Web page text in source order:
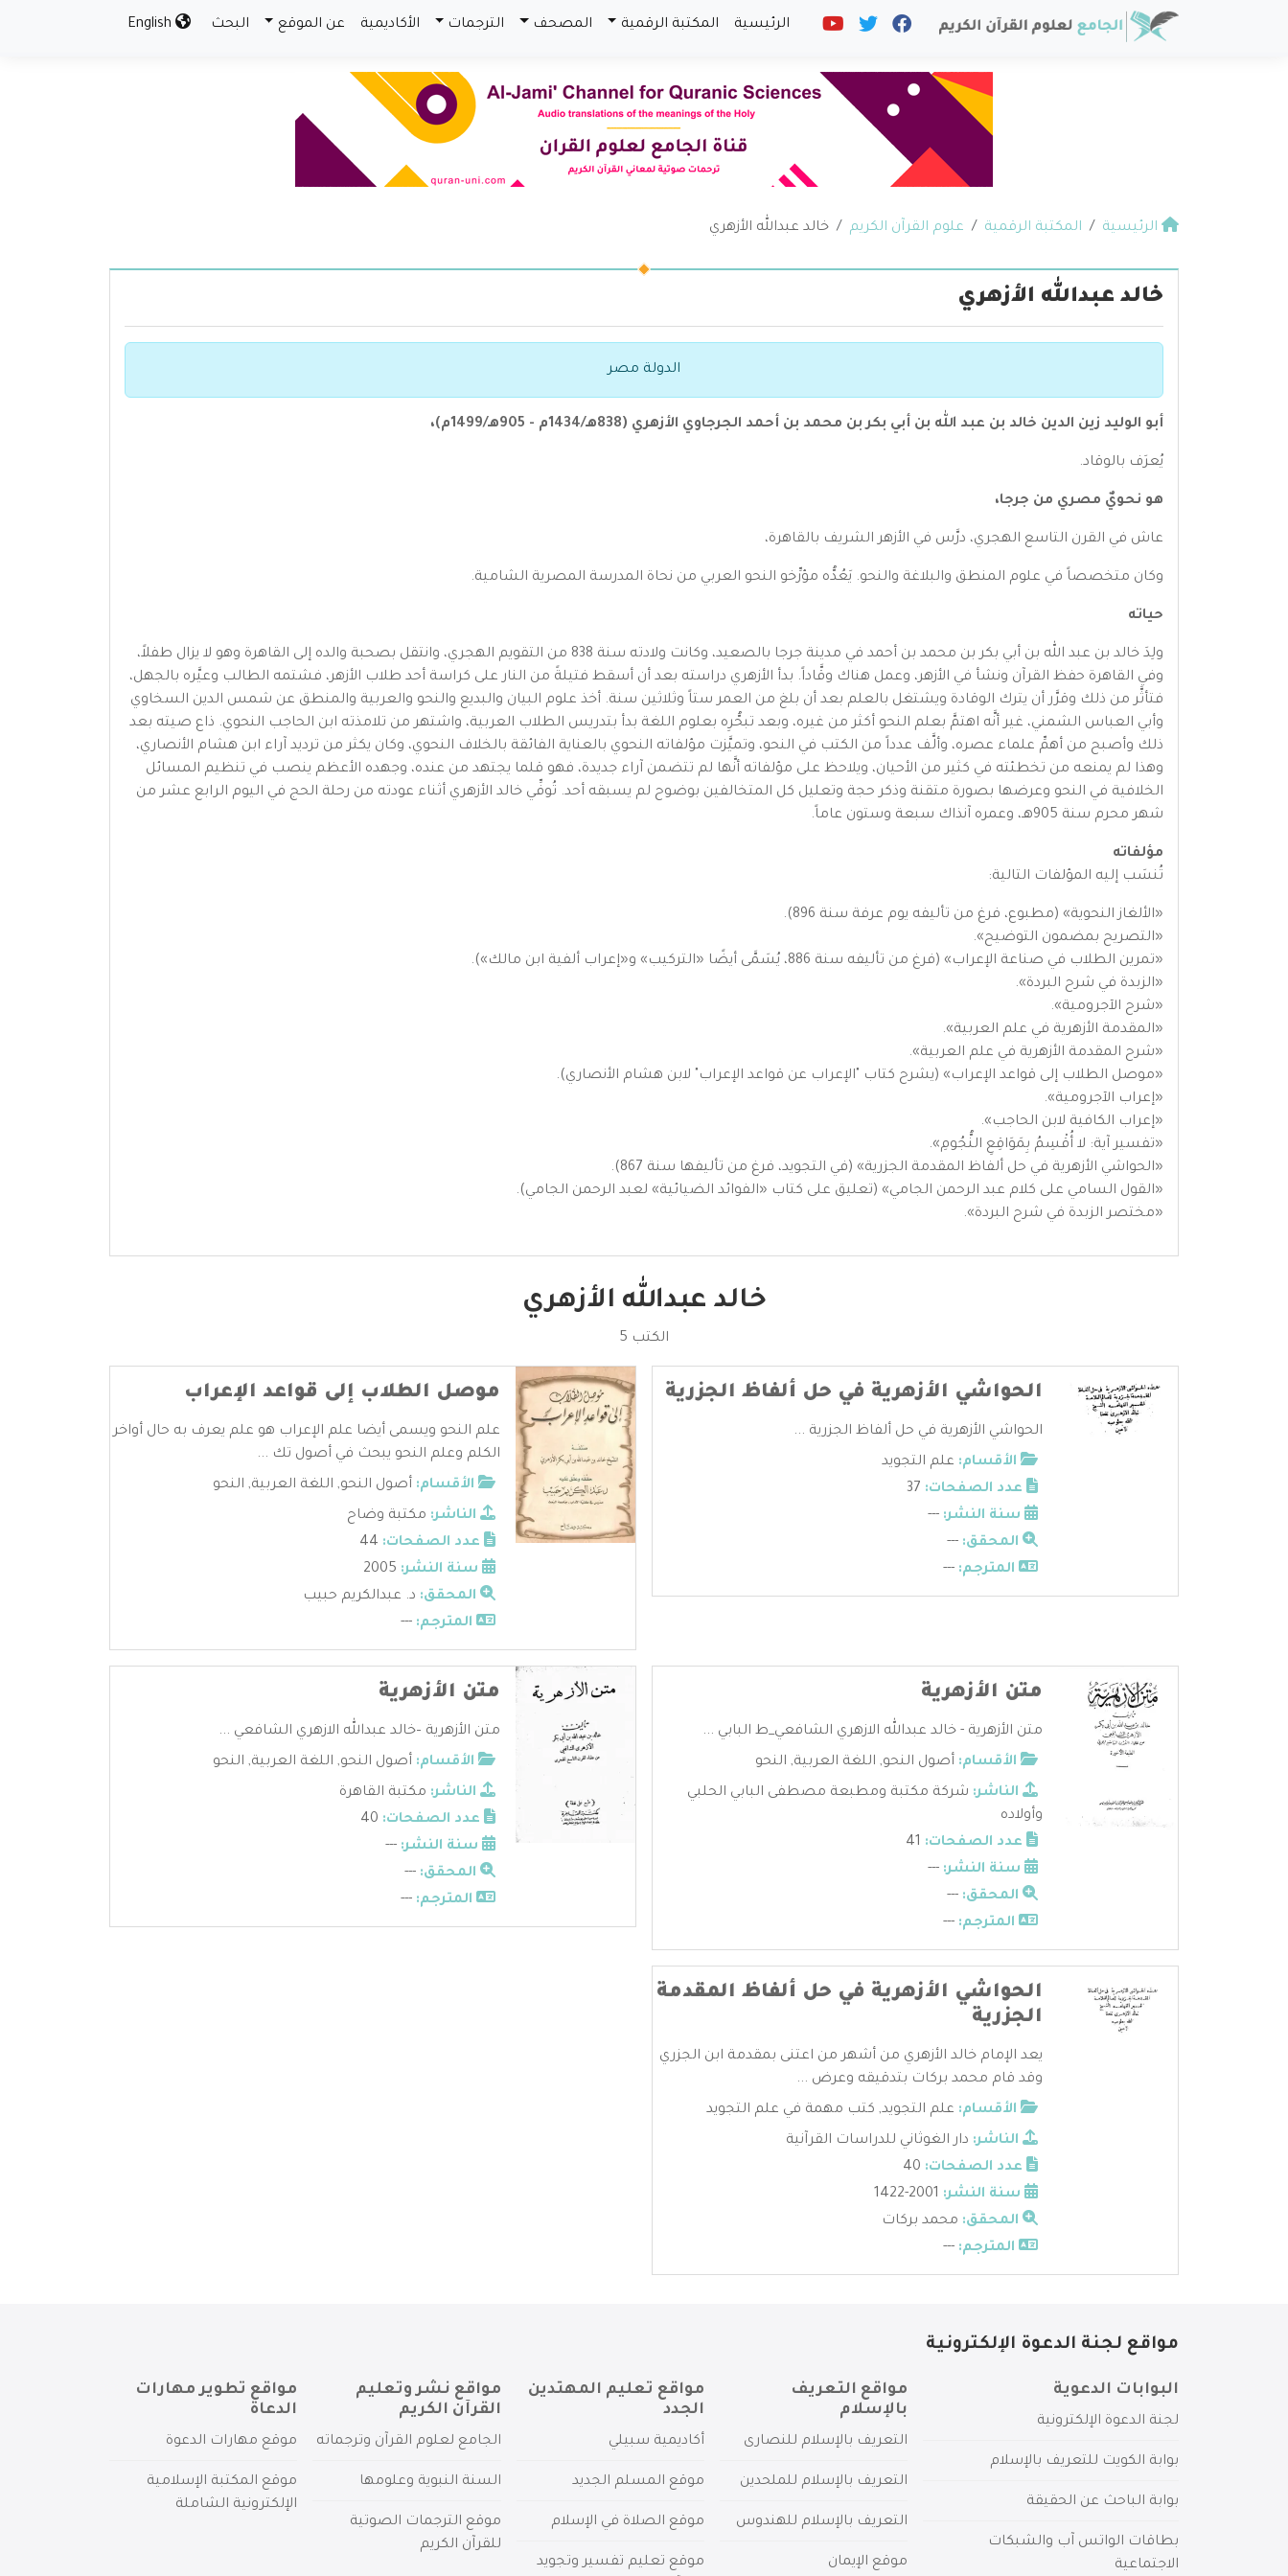
الرئيسية المكتبة الرقمية المصحف الترجمات الأكاديمية عن الموقع البحث
الرئيسية المكتبة الرقمية علوم القرآن الكريم خالد عبدالله الأزهري
خالد عبدالله الأزهري
الدولة مصر
أبو الوليد زين الدين خالد بن عبد الله بن أبي بكر بن محمد بن أحمد الجرجاوي الأزهري (838هـ/1434م - 905هـ/1499م)،
يُعرَف بالوقاد.
هو نحويٌ مصري من جرجا،
عاش في القرن التاسع الهجري، درَّس في الأزهر الشريف بالقاهرة،
وكان متخصصاً في علوم المنطق والبلاغة والنحو. يَعُدُّه مؤرِّخو النحو العربي من نحاة المدرسة المصرية الشامية.
حياته
ولِدَ خالد بن عبد الله بن أبي بكر بن محمد بن أحمد في مدينة جرجا بالصعيد، وكانت ولادته سنة 838 من التقويم الهجري، وانتقل بصحبة والده إلى القاهرة وهو لا يزال طفلاً،
وفي القاهرة حفظ القرآن ونشأ في الأزهر، وعمل هناك وقَّاداً. بدأ الأزهري دراسته بعد أن أسقط فتيلةً من النار على كراسة أحد طلاب الأزهر، فشتمه الطالب وعيَّره بالجهل،
فتأثَّر من ذلك وقرَّر أن يترك الوقادة ويشتغل بالعلم بعد أن بلغ من العمر ستاً وثلاثين سنة. أخذ علوم البيان والبديع والنحو والعربية والمنطق عن شمس الدين السخاوي
وأبي العباس الشمني، غير أنَّه اهتمَّ بعلم النحو أكثر من غيره، وبعد تبحُّرِه بعلوم اللغة بدأ بتدريس الطلاب العربية، واشتهر من تلامذته ابن الحاجب النحوي. ذاع صيته بعد
ذلك وأصبح من أهمِّ علماء عصره، وألَّف عدداً من الكتب في النحو، وتميَّزت مؤلفاته النحوي بالعناية الفائقة بالخلاف النحوي، وكان يكثر من ترديد آراء ابن هشام الأنصاري،
وهذا لم يمنعه من تخطئته في كثير من الأحيان، ويلاحظ على مؤلفاته أنَّها لم تتضمن آراء جديدة، فهو قلما يجتهد من عنده، وجهده الأعظم ينصب في تنظيم المسائل
الخلافية في النحو وعرضها بصورة متقنة وذكر حجة وتعليل كل المتخالفين بوضوح لم يسبقه أحد. تُوفِّي خالد الأزهري أثناء عودته من رحلة الحج في اليوم الرابع عشر من
شهر محرم سنة 905هـ، وعمره آنذاك سبعة وستون عاماً.
مؤلفاته
تُنسَب إليه المؤلفات التالية:
«الألغاز النحوية» (مطبوع، فرغ من تأليفه يوم عرفة سنة 896).
«التصريح بمضمون التوضيح».
«تمرين الطلاب في صناعة الإعراب» (فرغ من تأليفه سنة 886، يُسَمَّى أيضًا «التركيب» و«إعراب ألفية ابن مالك»).
«الزبدة في شرح البردة».
«شرح الآجرومية».
«المقدمة الأزهرية في علم العربية».
«شرح المقدمة الأزهرية في علم العربية».
«موصل الطلاب إلى قواعد الإعراب» (يشرح كتاب "الإعراب عن قواعد الإعراب" لابن هشام الأنصاري).
«إعراب الآجرومية».
«إعراب الكافية لابن الحاجب».
«تفسير آية: لا أُقْسِمُ بِمَوَاقِعِ النُّجُومِ».
«الحواشي الأزهرية في حل ألفاظ المقدمة الجزرية» (في التجويد، فرغ من تأليفها سنة 867).
«القول السامي على كلام عبد الرحمن الجامي» (تعليق على كتاب «الفوائد الضيائية» لعبد الرحمن الجامي).
«مختصر الزبدة في شرح البردة».
خالد عبدالله الأزهري
الكتب 5
الحواشي الأزهرية في حل ألفاظ الجزرية
الحواشي الأزهرية في حل ألفاظ الجزرية ...
الأقسام: علم التجويد
عدد الصفحات:
سنة النشر: ---
المحقق: ---
المترجم: ---
موصل الطلاب إلى قواعد الإعراب
علم النحو ويسمى أيضا علم الإعراب هو علم يعرف به حال أواخر
الكلم وعلم النحو يبحث في أصول تك ...
الأقسام: أصول النحو, اللغة العربية, النحو
الناشر: مكتبة وضاح
عدد الصفحات:
سنة النشر:
المحقق: د. عبدالكريم حبيب
المترجم: ---
متن الأزهرية
متن الأزهرية - خالد عبدالله الازهري الشافعي_ط البابي ...
الأقسام: أصول النحو, اللغة العربية, النحو
الناشر: شركة مكتبة ومطبعة مصطفى البابي الحلبي
وأولاده
عدد الصفحات:
سنة النشر: ---
المحقق: ---
المترجم: ---
متن الأزهرية
متن الأزهرية –خالد عبدالله الازهري الشافعي ...
الأقسام: أصول النحو, اللغة العربية, النحو
الناشر: مكتبة القاهرة
عدد الصفحات:
سنة النشر: ---
المحقق: ---
المترجم: ---
الحواشي الأزهرية في حل ألفاظ المقدمة
الجزرية
يعد الإمام خالد الأزهري من أشهر من اعتنى بمقدمة ابن الجزري
وقد قام محمد بركات بتدقيقه وعرض ...
الأقسام: علم التجويد, كتب مهمة في علم التجويد
الناشر: دار الغوثاني للدراسات القرآنية
عدد الصفحات:
سنة النشر:
المحقق: محمد بركات
المترجم: ---
مواقع لجنة الدعوة الإلكترونية
البوابات الدعوية
لجنة الدعوة الإلكترونية
بوابة الكويت للتعريف بالإسلام
بوابة الباحث عن الحقيقة
بطاقات الواتس آب والشبكات
الاجتماعية
مواقع التعريف
بالإسلام
التعريف بالإسلام للنصارى
التعريف بالإسلام للملحدين
التعريف بالإسلام للهندوس
موقع الإيمان
مواقع تعليم المهتدين
الجدد
أكاديمية سبيلي
موقع المسلم الجديد
موقع الصلاة في الإسلام
موقع تعليم تفسير وتجويد
مواقع نشر وتعليم
القرآن الكريم
الجامع لعلوم القرآن وترجماته
السنة النبوية وعلومها
موقع الترجمات الصوتية
للقرآن الكريم
مواقع تطوير مهارات
الدعاة
موقع مهارات الدعوة
موقع المكتبة الإسلامية
الإلكترونية الشاملة